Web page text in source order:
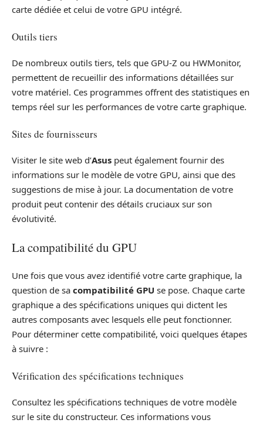
carte dédiée et celui de votre GPU intégré.
Outils tiers
De nombreux outils tiers, tels que GPU-Z ou HWMonitor,
permettent de recueillir des informations détaillées sur
votre matériel. Ces programmes offrent des statistiques en
temps réel sur les performances de votre carte graphique.
Sites de fournisseurs
Visiter le site web d’Asus peut également fournir des
informations sur le modèle de votre GPU, ainsi que des
suggestions de mise à jour. La documentation de votre
produit peut contenir des détails cruciaux sur son
évolutivité.
La compatibilité du GPU
Une fois que vous avez identifié votre carte graphique, la
question de sa compatibilité GPU se pose. Chaque carte
graphique a des spécifications uniques qui dictent les
autres composants avec lesquels elle peut fonctionner.
Pour déterminer cette compatibilité, voici quelques étapes
à suivre :
Vérification des spécifications techniques
Consultez les spécifications techniques de votre modèle
sur le site du constructeur. Ces informations vous